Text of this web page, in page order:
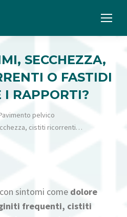
SECCHEZZA,
O FASTIDI
I RAPPORTI?
pelvico
cistiti ricorrenti…
sintomi come dolore
frequenti, cistiti